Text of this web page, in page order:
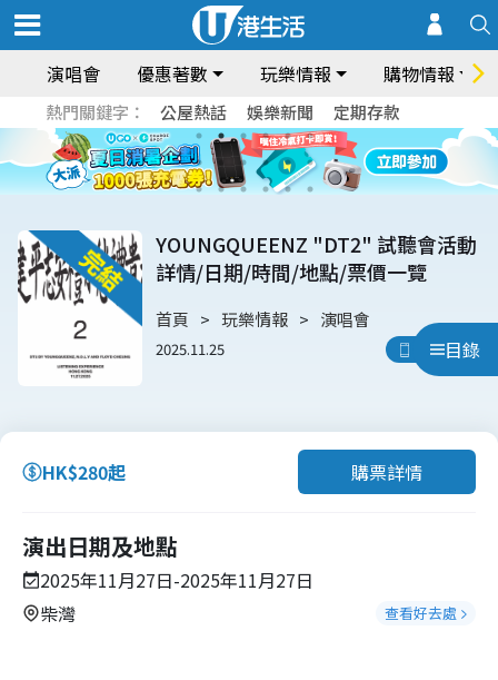
演唱會 優惠著數 玩樂情報 購物情報
熱門關鍵字： 公屋熱話 娛樂新聞 定期存款
目錄
YOUNGQUEENZ "DT2" 試聽會活動
詳情/日期/時間/地點/票價一覽
首頁 玩樂情報 演唱會
2025.11.25 用App睇
HK$280起 購票詳情
演出日期及地點
2025年11月27日-2025年11月27日
柴灣
查看好去處